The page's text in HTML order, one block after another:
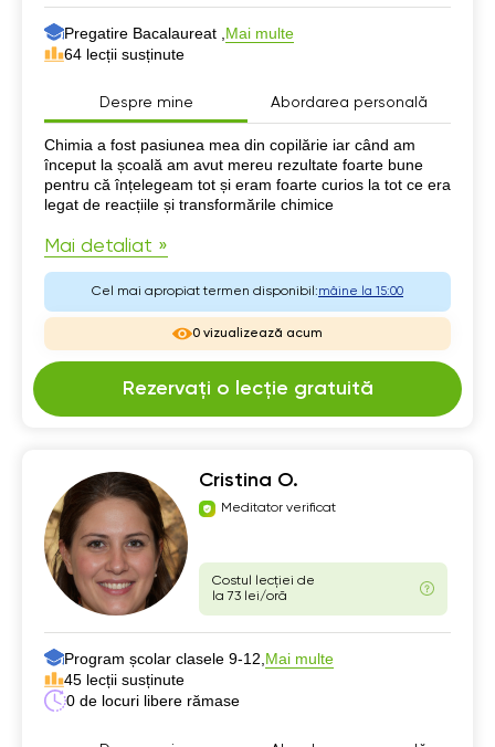
Pregatire Bacalaureat , Mai multe
64 lecții susținute
Despre mine Abordarea personală
Despre mine
Chimia a fost pasiunea mea din copilărie iar când am
început la școală am avut mereu rezultate foarte bune
pentru că înțelegeam tot și eram foarte curios la tot ce era
legat de reacțiile și transformările chimice
Mai detaliat »
Cel mai apropiat termen disponibil:mâine la 15:00
0 vizualizează acum
Rezervați o lecție gratuită
Cristina O.
Meditator verificat
Costul lecției de
la 73 lei/oră
Program școlar clasele 9-12, Mai multe
45 lecții susținute
0 de locuri libere rămase